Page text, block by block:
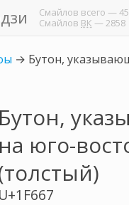
Смайлов всего —
Смайлов ВК — 2858
→ Бутон,
Бутон,
на юго-
U+1F667